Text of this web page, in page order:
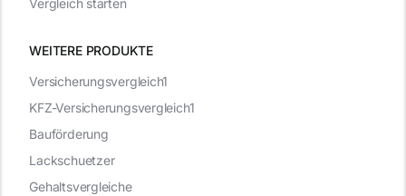
WEITERE PRODUKTE
Versicherungsvergleich1
KFZ-Versicherungsvergleich1
Bauförderung
Lackschuetzer
Gehaltsvergleiche
Vergleich starten